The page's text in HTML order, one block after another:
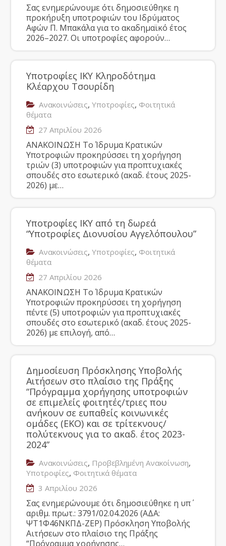
Σας ενημερώνουμε ότι δημοσιεύθηκε η
προκήρυξη υποτροφιών του Ιδρύματος
Αφών Π. Μπακάλα για το ακαδημαϊκό έτος
2026–2027. Οι υποτροφίες αφορούν…
Υποτροφίες ΙΚΥ Κληροδότημα
Κλέαρχου Τσουρίδη
Ανακοινώσεις,Υποτροφίες, Φοιτητικά
θέματα
27 Απριλίου 2026
ΑΝΑΚΟΙΝΩΣΗ Το Ίδρυμα Κρατικών
Υποτροφιών προκηρύσσει τη χορήγηση
τριών (3) υποτροφιών για προπτυχιακές
σπουδές στο εσωτερικό (ακαδ. έτους 2025-
2026) με…
Υποτροφίες ΙΚΥ από τη δωρεά
“Υποτροφίες Διονυσίου Αγγελόπουλου”
Ανακοινώσεις,Υποτροφίες, Φοιτητικά
θέματα
27 Απριλίου 2026
ΑΝΑΚΟΙΝΩΣΗ Το Ίδρυμα Κρατικών
Υποτροφιών προκηρύσσει τη χορήγηση
πέντε (5) υποτροφιών για προπτυχιακές
σπουδές στο εσωτερικό (ακαδ. έτους 2025-
2026) με επιλογή, από…
Δημοσίευση Πρόσκλησης Υποβολής
Αιτήσεων στο πλαίσιο της Πράξης
“Πρόγραμμα χορήγησης υποτροφιών
σε επιμελείς φοιτητές/τριες που
ανήκουν σε ευπαθείς κοινωνικές
ομάδες (ΕΚΟ) και σε τρίτεκνους/
πολύτεκνους για το ακαδ. έτος 2023-
2024”
Ανακοινώσεις, Προβεβλημένη Ανακοίνωση,
Υποτροφίες, Φοιτητικά θέματα
3 Απριλίου 2026
Σας ενημερώνουμε ότι δημοσιεύθηκε η υπ΄
αριθμ. πρωτ.: 3791/02.04.2026 (ΑΔΑ:
ΨΤ1Φ46ΝΚΠΔ-ΖΕΡ) Πρόσκληση Υποβολής
Αιτήσεων στο πλαίσιο της Πράξης
“Πρόγραμμα χορήγησης…